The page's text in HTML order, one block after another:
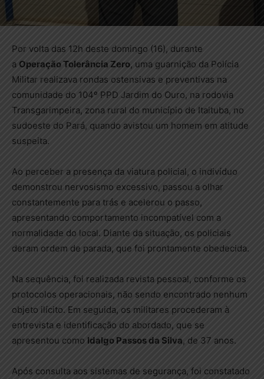
Por volta das 12h deste domingo (16), durante
a Operação Tolerância Zero, uma guarnição da Polícia
Militar realizava rondas ostensivas e preventivas na
comunidade do 104º PPD Jardim do Ouro, na rodovia
Transgarimpeira, zona rural do município de Itaituba, no
sudoeste do Pará, quando avistou um homem em atitude
suspeita.
Ao perceber a presença da viatura policial, o indivíduo
demonstrou nervosismo excessivo, passou a olhar
constantemente para trás e acelerou o passo,
apresentando comportamento incompatível com a
normalidade do local. Diante da situação, os policiais
deram ordem de parada, que foi prontamente obedecida.
Na sequência, foi realizada revista pessoal, conforme os
protocolos operacionais, não sendo encontrado nenhum
objeto ilícito. Em seguida, os militares procederam à
entrevista e identificação do abordado, que se
apresentou como Idalgo Passos da Silva , de 37 anos.
Após consulta aos sistemas de segurança, foi constatado